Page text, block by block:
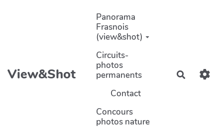
Aller au contenu principal
View&Shot
Panorama
Frasnois
(view&shot)
Circuits-
photos
permanents
Contact
Concours
photos nature